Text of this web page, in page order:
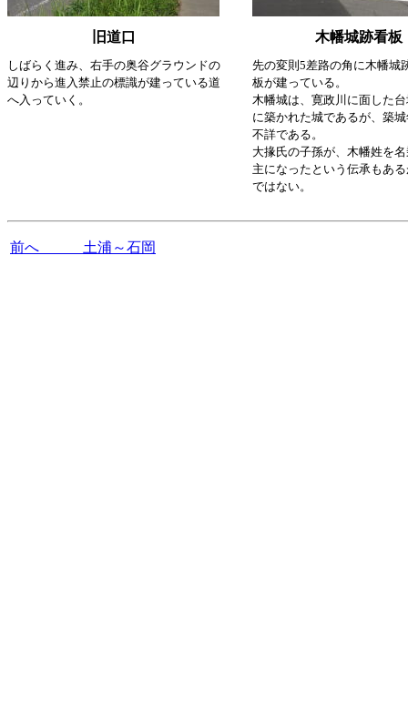
旧道口 木幡城跡看板
しばらく進み、右手の奥谷グラウンドの
辺りから進入禁止の標識が建っている道
へ入っていく。
先の変則5差路の角に木幡城
板が建っている。
木幡城は、寛政川に面した
に築かれた城であるが、築
不詳である。
大掾氏の子孫が、木幡姓を
主になったという伝承もあ
ではない。
前へ 土浦～石岡